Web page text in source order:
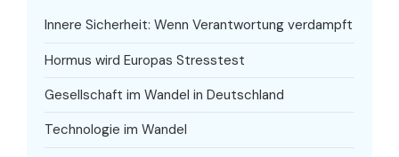
Innere Sicherheit: Wenn Verantwortung verdampft
Hormus wird Europas Stresstest
Gesellschaft im Wandel in Deutschland
Technologie im Wandel